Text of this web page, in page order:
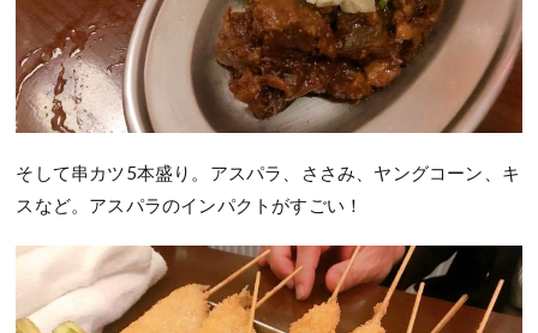
そして串カツ5本盛り。アスパラ、ささみ、ヤングコーン、キ
スなど。アスパラのインパクトがすごい！